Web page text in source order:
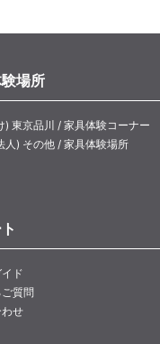
場所
) 東京品川 / 家具体験コーナー
人) その他 / 家具体験場所
ド
質問
せ